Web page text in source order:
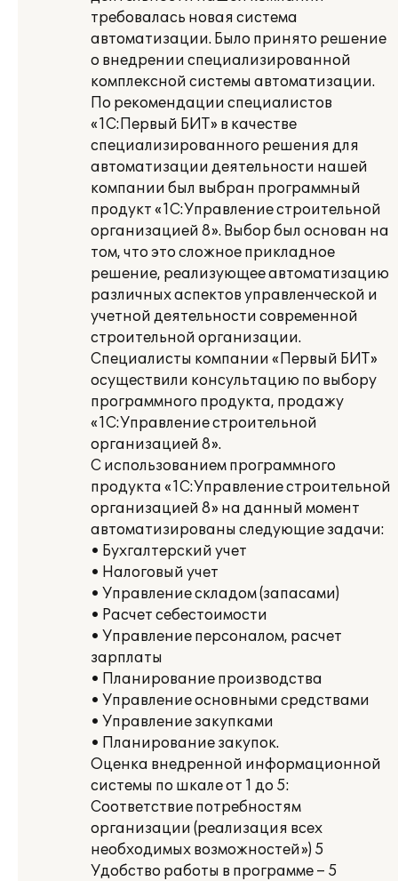
требовалась новая система
автоматизации. Было принято решение
о внедрении специализированной
комплексной системы автоматизации.
По рекомендации специалистов
«1С:Первый БИТ» в качестве
специализированного решения для
автоматизации деятельности нашей
компании был выбран программный
продукт «1С:Управление строительной
организацией 8». Выбор был основан на
том, что это сложное прикладное
решение, реализующее автоматизацию
различных аспектов управленческой и
учетной деятельности современной
строительной организации.
Специалисты компании «Первый БИТ»
осуществили консультацию по выбору
программного продукта, продажу
«1С:Управление строительной
организацией 8».
С использованием программного
продукта «1С:Управление строительной
организацией 8» на данный момент
автоматизированы следующие задачи:
• Бухгалтерский учет
• Налоговый учет
• Управление складом (запасами)
• Расчет себестоимости
• Управление персоналом, расчет
зарплаты
• Планирование производства
• Управление основными средствами
• Управление закупками
• Планирование закупок.
Оценка внедренной информационной
системы по шкале от 1 до 5:
Соответствие потребностям
организации (реализация всех
необходимых возможностей») 5
Удобство работы в программе – 5